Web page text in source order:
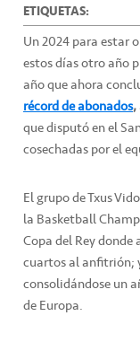
ETIQUETAS:
Un 2024 para estar
estos días otro año
año que ahora
récord de abonados,
que disputó en el
cosechadas por el
El grupo de Txus
la Basketball
Copa del Rey
cuartos al anfitrión;
consolidándose un
de Europa.